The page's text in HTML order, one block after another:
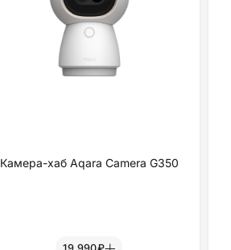
Камера-хаб Aqara Camera G350